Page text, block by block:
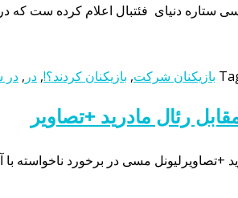
دنیای فئتبال اعلام کرده ست که
بازیکنان شرکت, بازیکنان کردند؟!, در ,
رئال مادرید +تصاویر
مسی در برخورد ناخواسته